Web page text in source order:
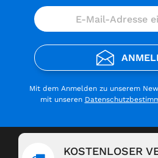
Mit dem Anmelden zu unserem
mit unseren
KOSTENLOSER